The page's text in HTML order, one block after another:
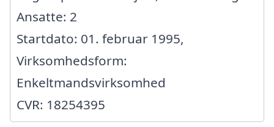
Ansatte: 2
Startdato: 01. februar 1995,
Virksomhedsform:
Enkeltmandsvirksomhed
CVR: 18254395